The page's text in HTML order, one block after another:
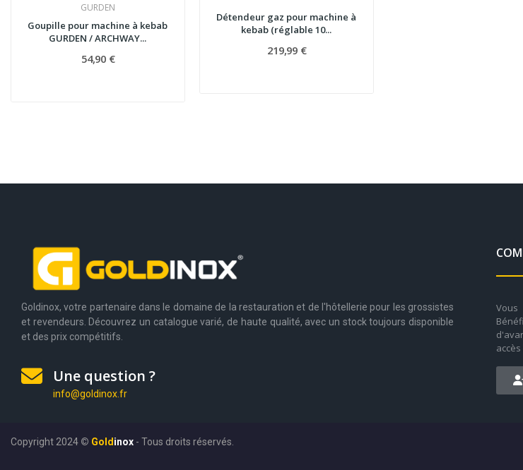
GURDEN
Goupille pour machine à kebab
GURDEN / ARCHWAY...
54,90 €
Détendeur gaz pour machine à
kebab (réglable 10...
219,99 €
Goldinox, votre partenaire dans le domaine de la restauration et de l'hôtellerie pour les grossistes
et revendeurs. Découvrez un catalogue varié, de haute qualité, avec un stock toujours disponible
et des prix compétitifs.
Une question ?
info@goldinox.fr
accès
Copyright 2024 © Gold inox - Tous droits réservés.